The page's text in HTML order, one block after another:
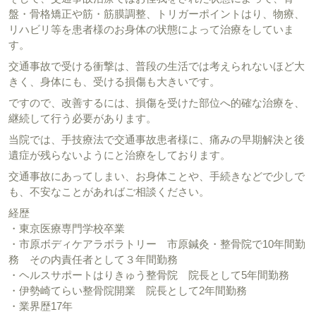
盤・骨格矯正や筋・筋膜調整、トリガーポイントはり、物療、
リハビリ等を患者様のお身体の状態によって治療をしていま
す。
交通事故で受ける衝撃は、普段の生活では考えられないほど大
きく、身体にも、受ける損傷も大きいです。
ですので、改善するには、損傷を受けた部位へ的確な治療を、
継続して行う必要があります。
当院では、手技療法で交通事故患者様に、痛みの早期解決と後
遺症が残らないようにと治療をしております。
交通事故にあってしまい、お身体ことや、手続きなどで少しで
も、不安なことがあればご相談ください。
経歴
・東京医療専門学校卒業
・市原ボディケアラボラトリー 市原鍼灸・整骨院で10年間勤
務 その内責任者として３年間勤務
・ヘルスサポートはりきゅう整骨院 院長として5年間勤務
・伊勢崎てらい整骨院開業 院長として2年間勤務
・業界歴17年